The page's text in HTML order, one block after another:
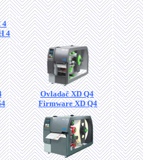
4
4
Ovladač XD Q4
Firmware XD Q4